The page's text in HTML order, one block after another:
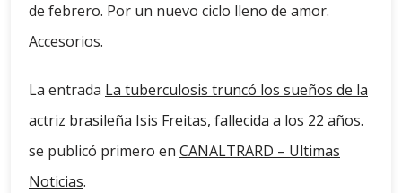
de febrero. Por un nuevo ciclo lleno de amor.
Accesorios.
La entrada La tuberculosis truncó los sueños de la
actriz brasileña Isis Freitas, fallecida a los 22 años.
se publicó primero en CANALTRARD – Ultimas
Noticias.